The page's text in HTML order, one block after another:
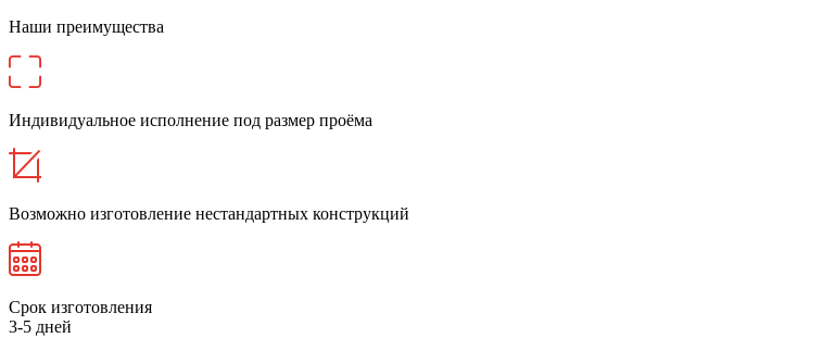
Наши преимущества
Индивидуальное исполнение под размер проёма
Возможно изготовление нестандартных конструкций
Срок изготовления
3-5 дней